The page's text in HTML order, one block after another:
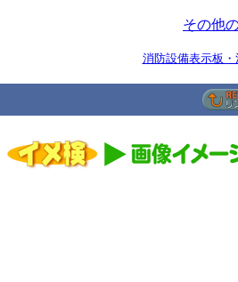
その他
消防設備表示板